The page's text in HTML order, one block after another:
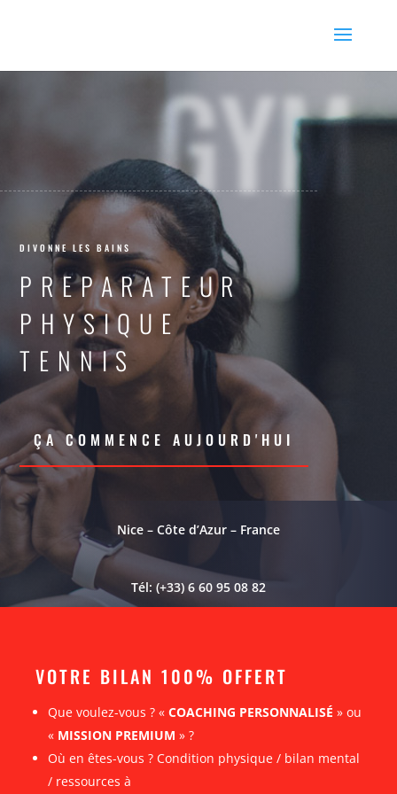
GYM
DIVONNE LES BAINS
PREPARATEUR
PHYSIQUE
TENNIS
ÇA COMMENCE AUJOURD'HUI
Nice – Côte d’Azur – France
Tél: (+33) 6 60 95 08 82
VOTRE BILAN 100% OFFERT
Que voulez-vous ? « COACHING PERSONNALISÉ » ou
« MISSION PREMIUM » ?
Où en êtes-vous ? Condition physique / bilan mental
/ ressources à